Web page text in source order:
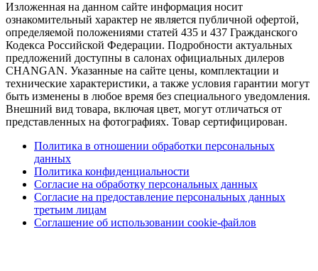
Изложенная на данном сайте информация носит
ознакомительный характер не является публичной офертой,
определяемой положениями статей 435 и 437 Гражданского
Кодекса Российской Федерации. Подробности актуальных
предложений доступны в салонах официальных дилеров
CHANGAN. Указанные на сайте цены, комплектации и
технические характеристики, а также условия гарантии могут
быть изменены в любое время без специального уведомления.
Внешний вид товара, включая цвет, могут отличаться от
представленных на фотографиях. Товар сертифицирован.
Политика в отношении обработки персональных
данных
Политика конфиденциальности
Согласие на обработку персональных данных
Согласие на предоставление персональных данных
третьим лицам
Соглашение об использовании cookie-файлов